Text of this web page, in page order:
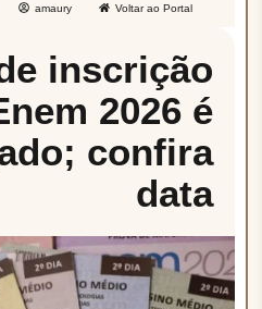
amaury Voltar ao Portal
inscrição
2026 é
confira
data